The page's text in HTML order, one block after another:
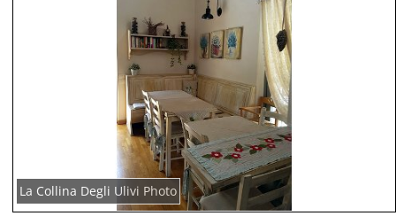
La Collina Degli Ulivi Photo